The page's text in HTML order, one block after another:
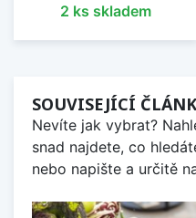
2 ks skladem
SOUVISEJÍCÍ
Nevíte jak vybrat?
snad najdete, co
nebo napište a určitě